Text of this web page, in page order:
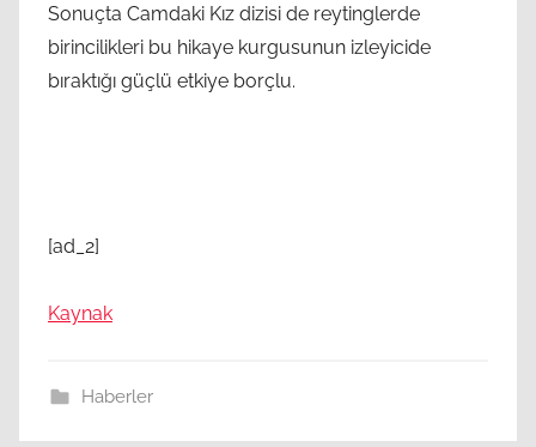
Sonuçta Camdaki Kız dizisi de reytinglerde
birincilikleri bu hikaye kurgusunun izleyicide
bıraktığı güçlü etkiye borçlu.
[ad_2]
Kaynak
Haberler